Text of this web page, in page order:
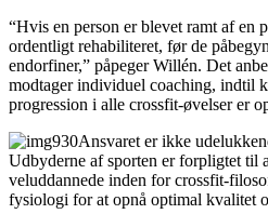
“Hvis en person er blevet ramt af en
ordentligt rehabiliteret, før de
endorfiner,” påpeger Willén. Det
modtager individuel coaching, indtil
progression i alle crossfit-øvelser er
Ansvaret er ikke
Udbyderne af sporten er forpligtet til
veluddannede inden for crossfit-
fysiologi for at opnå optimal kvalitet